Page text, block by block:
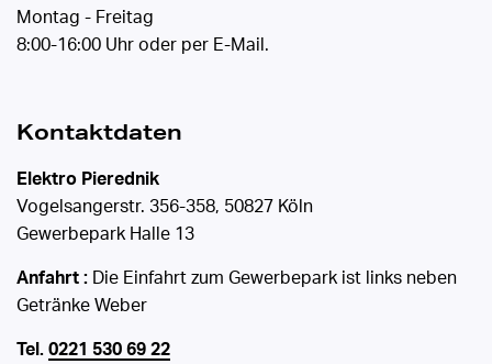
Montag - Freitag
8:00-16:00 Uhr oder per E-Mail.
Kontaktdaten
Elektro Pierednik
Vogelsangerstr. 356-358, 50827 Köln
Gewerbepark Halle 13
Anfahrt : Die Einfahrt zum Gewerbepark ist links neben
Getränke Weber
Tel. 0221 530 69 22